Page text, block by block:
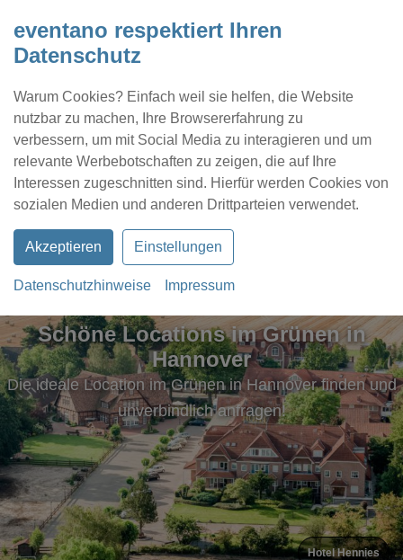
eventano respektiert Ihren
Datenschutz
Warum Cookies? Einfach weil sie helfen, die Website
nutzbar zu machen, Ihre Browsererfahrung zu
verbessern, um mit Social Media zu interagieren und um
relevante Werbebotschaften zu zeigen, die auf Ihre
Interessen zugeschnitten sind. Hierfür werden Cookies von
sozialen Medien und anderen Drittparteien verwendet.
Akzeptieren Einstellungen
Datenschutzhinweise Impressum
Kontakt Location eintragen Profil
Schöne Locations im Grünen in
Hannover
Die ideale Location im Grünen in Hannover finden und
unverbindlich anfragen!
Hotel Hennies